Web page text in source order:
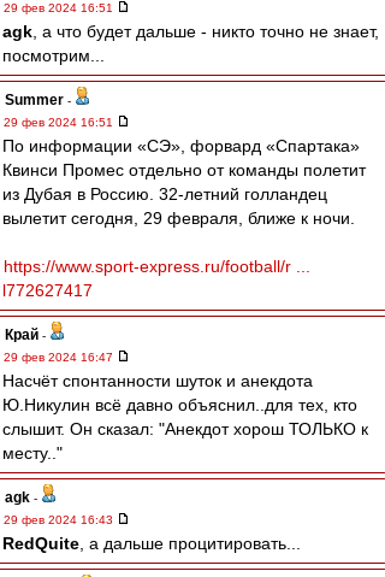
29 фев 2024 16:51
agk , а что будет дальше - никто точно не знает,
посмотрим...
Summer -
29 фев 2024 16:51
По информации «СЭ», форвард «Спартака»
Квинси Промес отдельно от команды полетит
из Дубая в Россию. 32-летний голландец
вылетит сегодня, 29 февраля, ближе к ночи.
https://www.sport-express.ru/football/r ...
l772627417
Край -
29 фев 2024 16:47
Насчёт спонтанности шуток и анекдота
Ю.Никулин всё давно объяснил..для тех, кто
слышит. Он сказал: "Анекдот хорош ТОЛЬКО к
месту.."
agk -
29 фев 2024 16:43
RedQuite , а дальше процитировать...